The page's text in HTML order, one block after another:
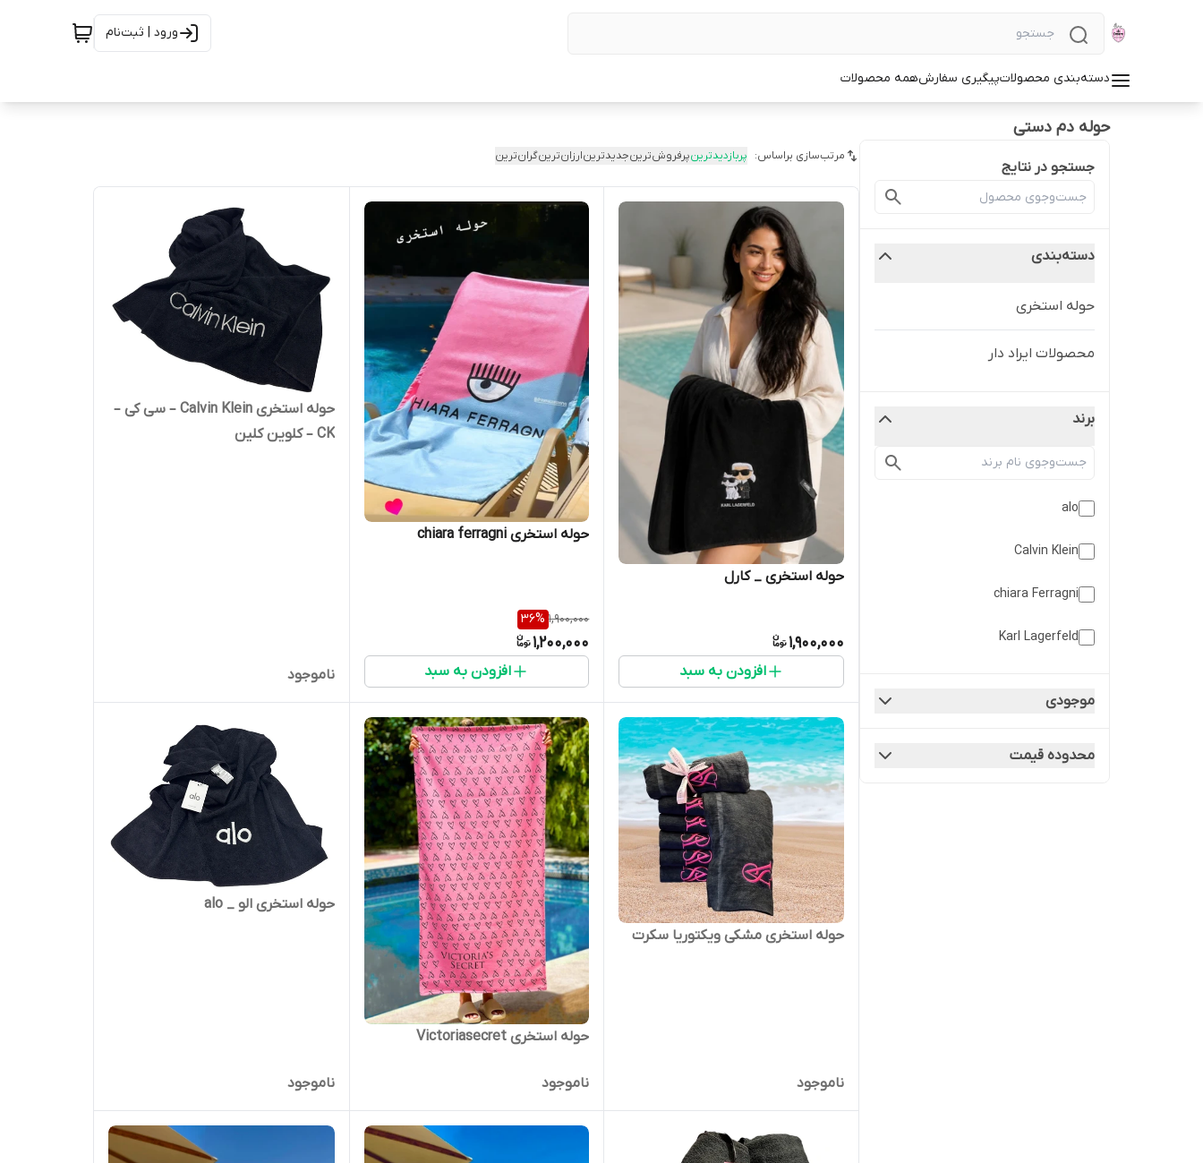
ورود | ثبت‌نام
دسته‌بندی محصولاتپیگیری سفارشهمه محصولات
حوله دم دستی
جستجو در نتایج
دسته‌بندی
حوله استخری
محصولات ایراد دار
برند
alo
Calvin Klein
chiara Ferragni
Karl Lagerfeld
موجودی
محدوده قیمت
مرتب‌سازی براساس: پربازدیدترینپرفروش‌ترینجدیدترینارزان‌ترینگران‌ترین
حوله استخری _ کارل
1,900,000
افزودن به سبد
حوله استخری chiara ferragni
1,900,000
36%
1,200,000
افزودن به سبد
حوله استخری Calvin Klein – سی کی –
CK – کلوین کلین
ناموجود
حوله استخری مشکی ویکتوریا سکرت
ناموجود
حوله استخری Victoriasecret
ناموجود
حوله استخری الو _ alo
ناموجود